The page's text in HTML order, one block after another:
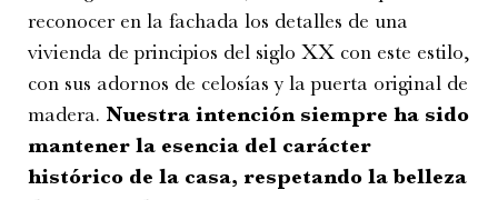
reconocer en la fachada los detalles de una
vivienda de principios del siglo XX con este estilo,
con sus adornos de celosías y la puerta original de
madera. Nuestra intención siempre ha sido
mantener la esencia del carácter
histórico de la casa, respetando la belleza